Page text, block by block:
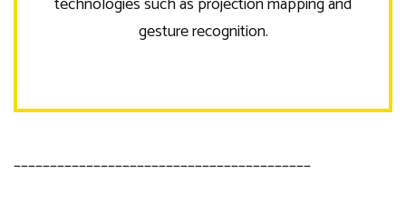
gesture recognition.
_________________________________________